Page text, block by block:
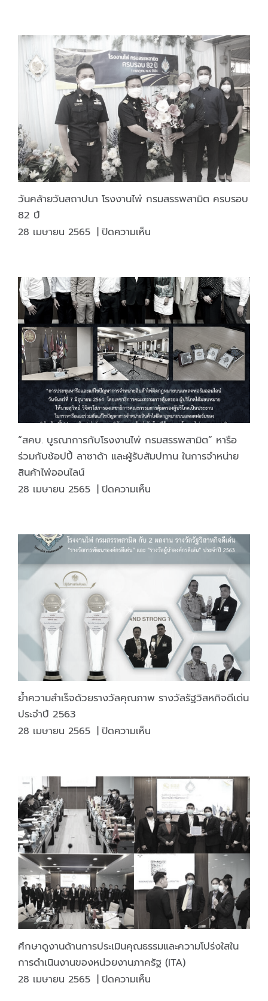
แสดง
สินค้า
เมืองทอง
ธานี
จังหวัด
นนทบุรี
ธิเบ
ศร
มหา
ภูมิพล
อดุลย
เดช
มหาราช
บรม
นาถ
บพิตร
ร่วม
ลง
นาม
ถวาย
สัตย์
ปฏิญาณ
เพื่อ
เป็น
ข้าราชการ
ที่
ดี
พลัง
แผ่น
ปี
2564
วันคล้ายวันสถาปนา โรงงานไพ่ กรมสรรพสามิต ครบรอบ
82 ปี
28 เมษายน 2565 | ปิดความเห็นบน
วัน
สถาปนา
โรงงาน
ไพ่
กรม
สรรพ
สามิต
ครบ
รอบ
82
ปี
“สคบ. บูรณาการกับโรงงานไพ่ กรมสรรพสามิต” หารือ
ร่วมกับช้อปปี้ ลาซาด้า และผู้รับสัมปทาน ในการจำหน่าย
สินค้าไพ่ออนไลน์
28 เมษายน 2565 | ปิดความเห็นบน
า
การ
กับ
สรรพ
สามิต”
หารือ
ร่วม
กับ
ปี้
ซาด้
ผู้รับ
สัมปทาน
ใน
การ
จำหน่าย
สินค้า
ไพ่
ออนไลน์
ย้ำความสำเร็จด้วยรางวัลคุณภาพ รางวัลรัฐวิสหกิจดีเด่น
ประจำปี 2563
28 เมษายน 2565 | ปิดความเห็นบน
สำเร็จ
ด้วย
รางวัล
คุณภาพ
รางวัล
รัฐ
วิ
สห
กิจ
เด่น
ประจำ
ปี
2563
ศึกษาดูงานด้านการประเมินคุณธรรมและความโปร่งใสใน
การดำเนินงานของหน่วยงานภาครัฐ (ITA)
28 เมษายน 2565 | ปิดความเห็นบน